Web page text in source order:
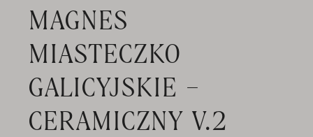
MAGNES
MIASTECZKO
GALICYJSKIE –
CERAMICZNY V.2